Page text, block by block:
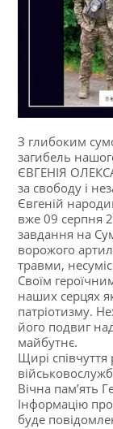
З глибоким
загибель
ЄВГЕНІЯ
за свободу і
Євгеній
вже 09 серпня
завдання на
ворожого
травми,
Своїм
наших серцях
патріотизму.
його подвиг
майбутнє.
Щирі
Вічна пам’ять
Інформацію
буде